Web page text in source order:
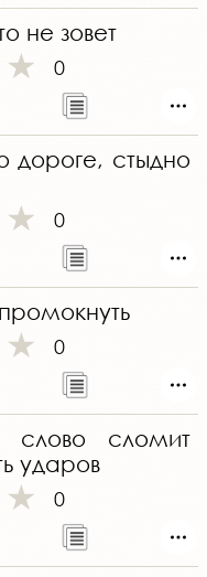
не зовет
0
дороге, стыдно
0
0
слово сломит
ударов
0